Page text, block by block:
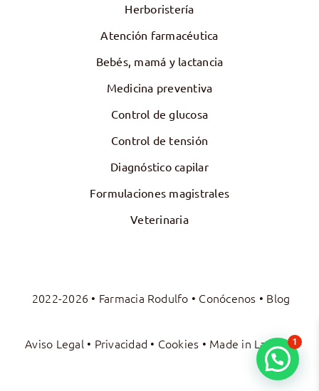
Herboristería
Atención farmacéutica
Bebés, mamá y lactancia
Medicina preventiva
Control de glucosa
Control de tensión
Diagnóstico capilar
Formulaciones magistrales
Veterinaria
2022-2026 • Farmacia Rodulfo • Conócenos • Blog
Aviso Legal • Privacidad • Cookies • Made in La Luna1